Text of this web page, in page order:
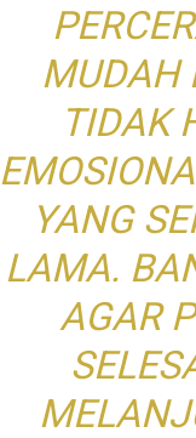
MUDAH
TIDAK
YANG
LAMA.
AGAR